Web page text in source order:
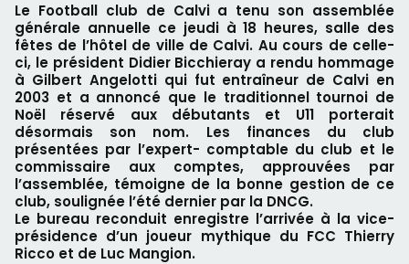
Le Football club de Calvi a tenu son assemblée
générale annuelle ce jeudi à 18 heures, salle des
fêtes de l’hôtel de ville de Calvi. Au cours de celle-
ci, le président Didier Bicchieray a rendu hommage
à Gilbert Angelotti qui fut entraîneur de Calvi en
2003 et a annoncé que le traditionnel tournoi de
Noël réservé aux débutants et U11 porterait
désormais son nom. Les finances du club
présentées par l’expert- comptable du club et le
commissaire aux comptes, approuvées par
l’assemblée, témoigne de la bonne gestion de ce
club, soulignée l’été dernier par la DNCG.
Le bureau reconduit enregistre l’arrivée à la vice-
présidence d’un joueur mythique du FCC Thierry
Ricco et de Luc Mangion.